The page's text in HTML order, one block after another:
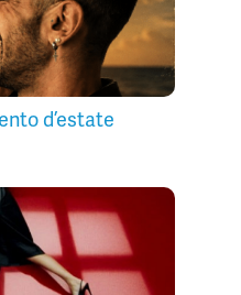
d’estate